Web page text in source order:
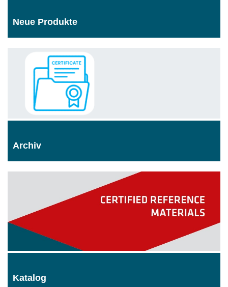
Neue Produkte
Archiv
Katalog